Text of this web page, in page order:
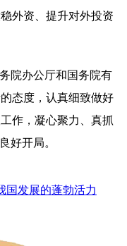
外资、提升对外投资
院办公厅和国务院有
态度，认真细致做好
作，凝心聚力、真抓
好开局。
国发展的蓬勃活力